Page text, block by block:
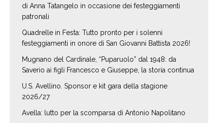
di Anna Tatangelo in occasione dei festeggiamenti
patronali
Quadrelle in Festa: Tutto pronto per i solenni
festeggiamenti in onore di San Giovanni Battista 2026!
Mugnano del Cardinale, “Puparuolo” dal 1948: da
Saverio ai figli Francesco e Giuseppe, la storia continua
U.S. Avellino. Sponsor e kit gara della stagione
2026/27
Avella: lutto per la scomparsa di Antonio Napolitano